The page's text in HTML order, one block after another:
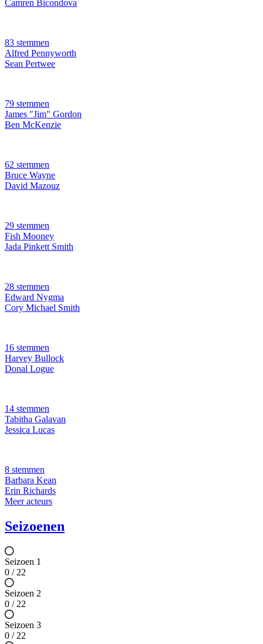
Camren Bicondova
83 stemmen
Alfred Pennyworth
Sean Pertwee
79 stemmen
James "Jim" Gordon
Ben McKenzie
62 stemmen
Bruce Wayne
David Mazouz
29 stemmen
Fish Mooney
Jada Pinkett Smith
28 stemmen
Edward Nygma
Cory Michael Smith
16 stemmen
Harvey Bullock
Donal Logue
14 stemmen
Tabitha Galavan
Jessica Lucas
8 stemmen
Barbara Kean
Erin Richards
Meer acteurs
Seizoenen
Seizoen 1
0 / 22
Seizoen 2
0 / 22
Seizoen 3
0 / 22